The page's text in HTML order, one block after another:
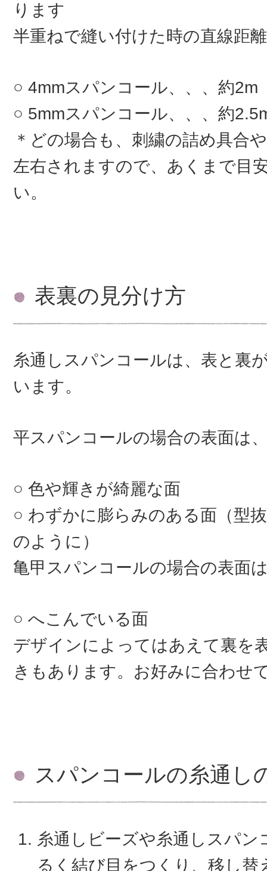
ります
半重ねで縫い付けた時の直線距離
4mmスパンコール、、、約2m
5mmスパンコール、、、約
＊どの場合も、刺繍の詰め具合
左右されますので、あくまで目
い。
表裏の見分け方
糸通しスパンコールは、表と裏
います。
平スパンコールの場合の表面は
色や輝きが綺麗な面
わずかに膨らみのある面（型
のように）
亀甲スパンコールの場合の表面
へこんでいる面
デザインによってはあえて裏を
きもあります。お好みに合わせ
スパンコールの糸通し
糸通しビーズや糸通しスパン
るく結び目をつくり、移し替